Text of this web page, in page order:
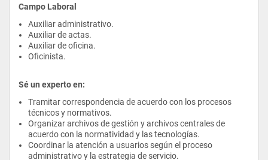
Campo Laboral
Auxiliar administrativo.
Auxiliar de actas.
Auxiliar de oficina.
Oficinista.
Sé un experto en:
Tramitar correspondencia de acuerdo con los procesos
técnicos y normativos.
Organizar archivos de gestión y archivos centrales de
acuerdo con la normatividad y las tecnologías.
Coordinar la atención a usuarios según el proceso
administrativo y la estrategia de servicio.